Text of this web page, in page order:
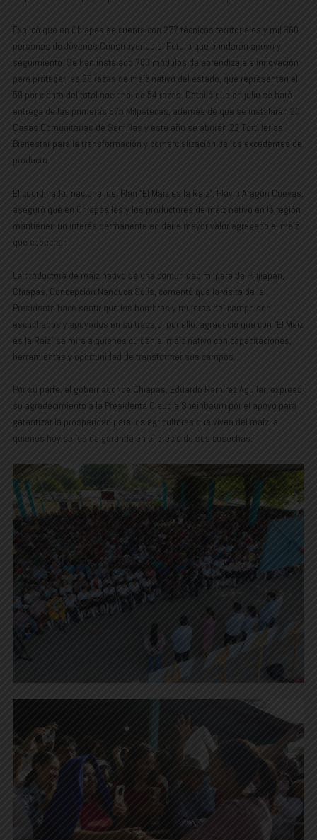
Explicó que en Chiapas se cuenta con 277 técnicos territoriales y mil 360
personas de Jóvenes Construyendo el Futuro que brindarán apoyo y
seguimiento. Se han instalado 783 módulos de aprendizaje e innovación
para proteger las 29 razas de maíz nativo del estado, que representan el
59 por ciento del total nacional de 54 razas. Detalló que en julio se hará
entrega de las primeras 675 Milpatecas, además de que se instalarán 20
Casas Comunitarias de Semillas y este año se abrirán 22 Tortillerías
Bienestar para la transformación y comercialización de los excedentes de
producto.
El coordinador nacional del Plan “El Maíz es la Raíz”, Flavio Aragón Cuevas,
aseguró que en Chiapas las y los productores de maíz nativo en la región
mantienen un interés permanente en darle mayor valor agregado al maíz
que cosechan.
La productora de maíz nativo de una comunidad milpera de Pijijiapan,
Chiapas, Concepción Nanduca Solís, comentó que la visita de la
Presidenta hace sentir que los hombres y mujeres del campo son
escuchados y apoyados en su trabajo; por ello, agradeció que con “El Maíz
es la Raíz” se mira a quienes cuidan el maíz nativo con capacitaciones,
herramientas y oportunidad de transformar sus campos.
Por su parte, el gobernador de Chiapas, Eduardo Ramírez Aguilar, expresó
su agradecimiento a la Presidenta Claudia Sheinbaum por el apoyo para
garantizar la prosperidad para los agricultores que viven del maíz, a
quienes hoy se les da garantía en el precio de sus cosechas.